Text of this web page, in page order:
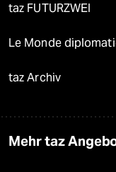
taz FUTURZWEI
Le Monde
taz Archiv
Mehr taz